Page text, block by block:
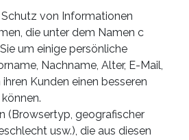
von Informationen
die unter dem Namen c
um einige persönliche
Nachname, Alter, E-Mail,
Kunden einen besseren
(Browsertyp, geografischer
usw.), die aus diesen